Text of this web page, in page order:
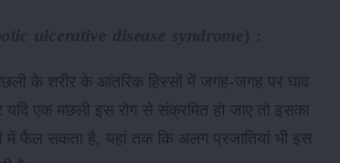
के शरीर के आंतरिक हिस्सों में जगह-जगह पर घाव
यदि एक मछली इस रोग से संक्रमित हो जाए तो इसका
में फैल सकता है, यहां तक कि अलग प्रजातियां भी इस